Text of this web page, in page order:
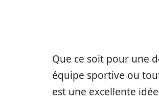
Que ce soit pour une
équipe sportive ou
est une excellente